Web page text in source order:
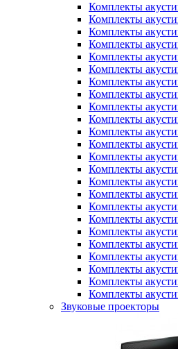
Комплекты
Комплекты
Комплекты
Комплекты
Комплекты
Комплекты
Комплекты
Комплекты
Комплекты
Комплекты
Комплекты
Комплекты
Комплекты
Комплекты
Комплекты
Комплекты
Комплекты
Комплекты
Комплекты
Комплекты
Комплекты
Комплекты
Комплекты
Комплекты
Звуковые проекторы